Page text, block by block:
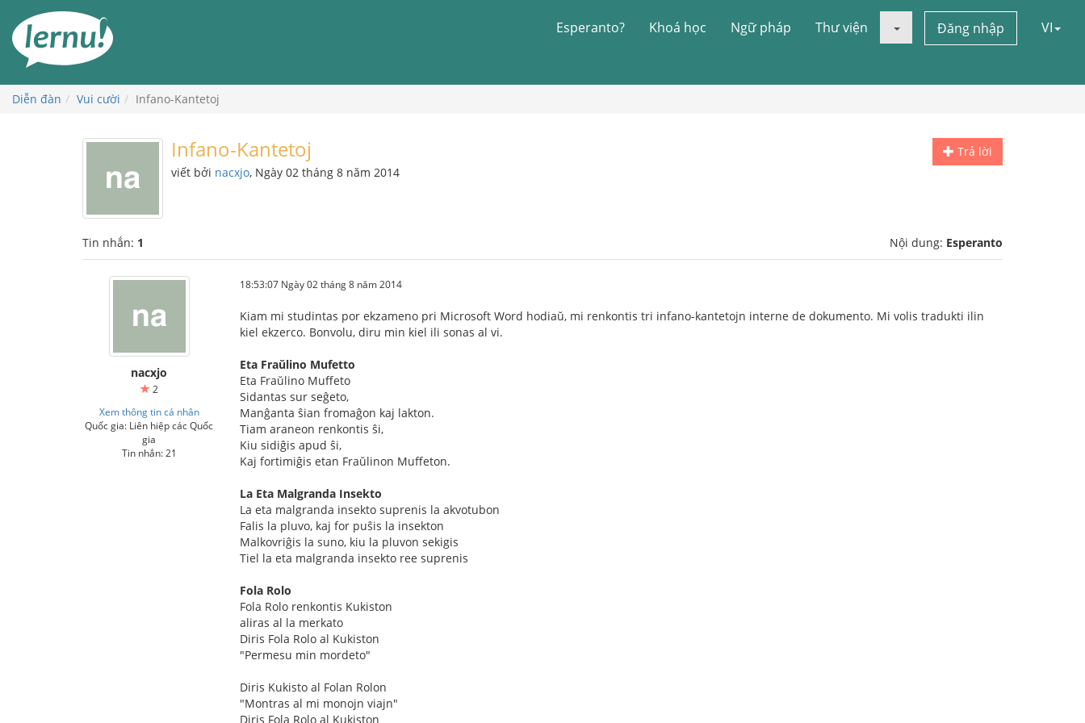
đến
phần
dung
Esperanto? Khoá học Ngữ pháp Thư viện Đăng nhập VI
Diễn đàn Vui cười Infano-Kantetoj
Trả lời
Infano-Kantetoj
viết bởi nacxjo, Ngày 02 tháng 8 năm 2014
Tin nhắn: 1 Nội dung: Esperanto
nacxjo
2
Xem thông tin cá nhân
Quốc gia: Liên hiệp các Quốc
gia
Tin nhắn: 21
18:53:07 Ngày 02 tháng 8 năm 2014
Kiam mi studintas por ekzameno pri Microsoft Word hodiaŭ, mi renkontis tri infano-kantetojn interne de dokumento. Mi volis tradukti ilin
kiel ekzerco. Bonvolu, diru min kiel ili sonas al vi.
Eta Fraŭlino Mufetto
Eta Fraŭlino Muffeto
Sidantas sur seĝeto,
Manĝanta ŝian fromaĝon kaj lakton.
Tiam araneon renkontis ŝi,
Kiu sidiĝis apud ŝi,
Kaj fortimiĝis etan Fraŭlinon Muffeton.
La Eta Malgranda Insekto
La eta malgranda insekto suprenis la akvotubon
Falis la pluvo, kaj for puŝis la insekton
Malkovriĝis la suno, kiu la pluvon sekigis
Tiel la eta malgranda insekto ree suprenis
Fola Rolo
Fola Rolo renkontis Kukiston
aliras al la merkato
Diris Fola Rolo al Kukiston
"Permesu min mordeto"
Diris Kukisto al Folan Rolon
"Montras al mi monojn viajn"
Diris Fola Rolo al Kukiston